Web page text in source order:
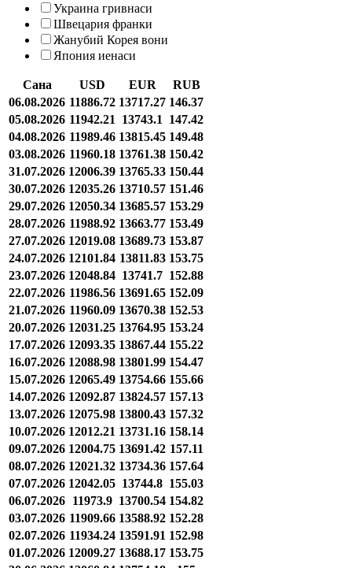
Украина гривнаси
Швецария франки
Жанубий Корея вони
Япония иенаси
Сана USD EUR
RUB
06.08.2026 11886.72 13717.27 146.37
05.08.2026 11942.21 13743.1
147.42
04.08.2026 11989.46 13815.45 149.48
03.08.2026 11960.18 13761.38 150.42
31.07.2026 12006.39 13765.33 150.44
30.07.2026 12035.26 13710.57 151.46
29.07.2026 12050.34 13685.57 153.29
28.07.2026 11988.92 13663.77 153.49
27.07.2026 12019.08 13689.73 153.87
24.07.2026 12101.84 13811.83 153.75
23.07.2026 12048.84 13741.7 152.88
22.07.2026 11986.56 13691.65 152.09
21.07.2026 11960.09 13670.38 152.53
20.07.2026 12031.25 13764.95 153.24
17.07.2026 12093.35 13867.44 155.22
16.07.2026 12088.98 13801.99 154.47
15.07.2026 12065.49 13754.66 155.66
14.07.2026 12092.87 13824.57 157.13
13.07.2026 12075.98 13800.43 157.32
10.07.2026 12012.21 13731.16 158.14
09.07.2026 12004.75 13691.42 157.11
08.07.2026 12021.32 13734.36 157.64
07.07.2026 12042.05 13744.8 155.03
06.07.2026 11973.9 13700.54 154.82
03.07.2026 11909.66 13588.92 152.28
02.07.2026 11934.24 13591.91 152.98
01.07.2026 12009.27 13688.17 153.75